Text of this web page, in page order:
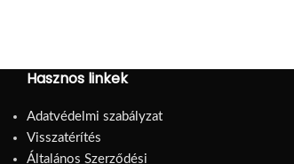
Hasznos linkek
Adatvédelmi szabályzat
Visszatérítés
Általános Szerződési